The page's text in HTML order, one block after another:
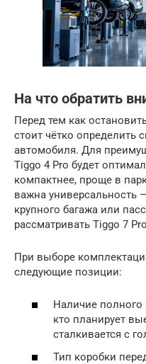
На что обратить
Перед тем как
стоит чётко определить
автомобиля. Для
Tiggo 4 Pro будет
компактнее, проще в
важна универсальность
крупного багажа или
рассматривать Tiggo 7
При выборе
следующие позиции:
Наличие полного
кто планирует
сталкивается с
Тип коробки